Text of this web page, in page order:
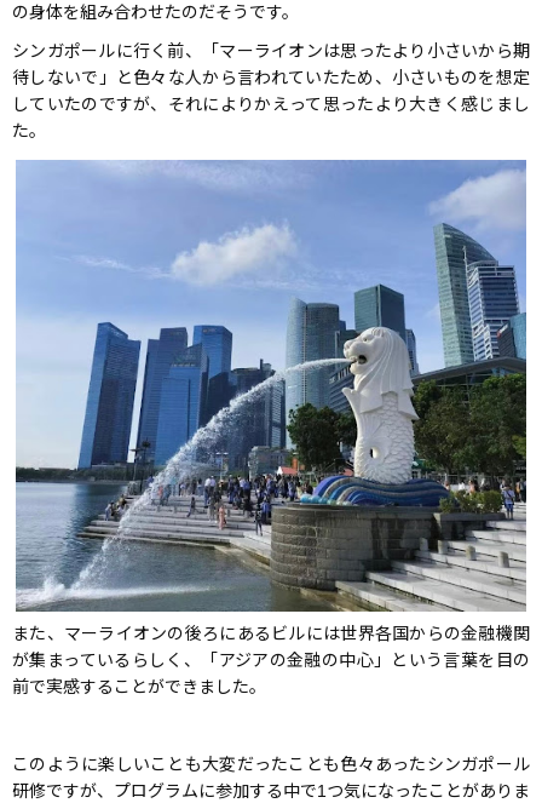
の身体を組み合わせたのだそうです。
シンガポールに行く前、「マーライオンは思ったより小さいから期
待しないで」と色々な人から言われていたため、小さいものを想定
していたのですが、それによりかえって思ったより大きく感じまし
た。
また、マーライオンの後ろにあるビルには世界各国からの金融機関
が集まっているらしく、「アジアの金融の中心」という言葉を目の
前で実感することができました。
このように楽しいことも大変だったことも色々あったシンガポール
研修ですが、プログラムに参加する中で1つ気になったことがありま